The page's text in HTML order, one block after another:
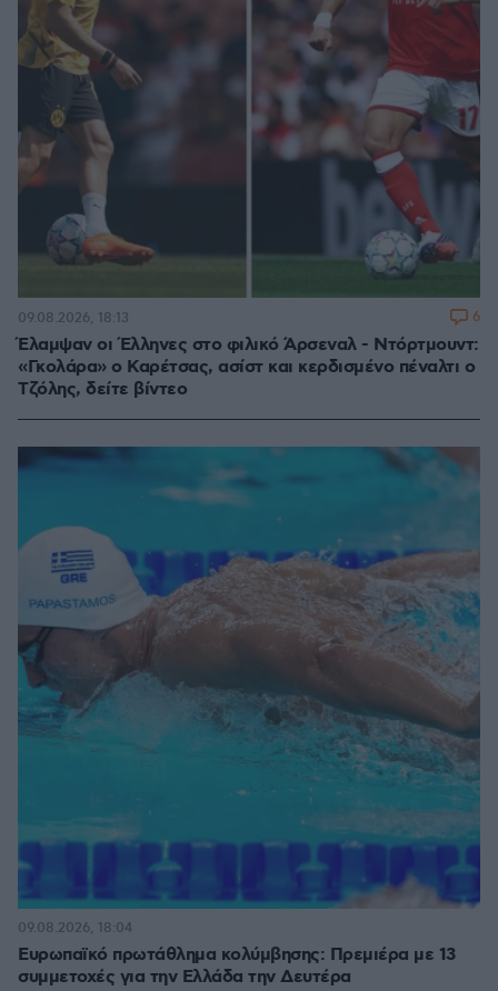
Έλαμψαν οι Έλληνες στο φιλικό Άρσεναλ - Ντόρτμουντ:
«Γκολάρα» ο Καρέτσας, ασίστ και κερδισμένο πέναλτι ο
Τζόλης, δείτε βίντεο
09.08.2026, 18:13 6
Ευρωπαϊκό πρωτάθλημα κολύμβησης: Πρεμιέρα με 13
συμμετοχές για την Ελλάδα την Δευτέρα
09.08.2026, 18:04